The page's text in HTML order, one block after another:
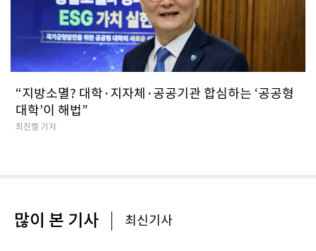
“지방소멸? 대학·지자체·공공기관 합심하는 ‘공공형
대학’이 해법”
최진렬 기자
많이 본 기사 최신기사